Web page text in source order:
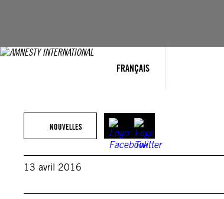
FRANÇAIS
NOUVELLES
13 avril 2016